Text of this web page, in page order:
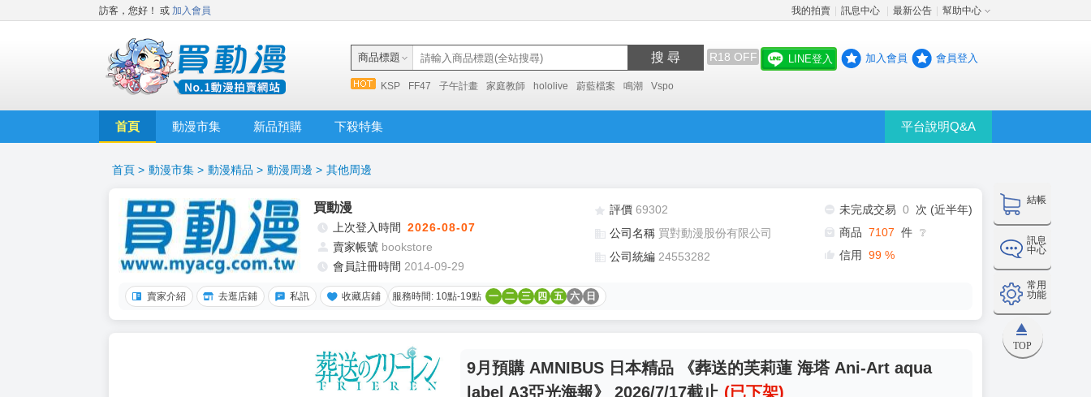
訪客，您好！ 或 加入會員 我的拍賣 訊息中心 最新公告 幫助中心
商品標題 搜 尋 R18 OFF
KSP FF47 子午計畫 家庭教師 hololive 蔚藍檔案 鳴潮 Vspo
LINE登入 加入會員 會員登入
首頁 動漫市集 新品預購 下殺特集 平台說明Q&A
結帳
訊息
中心
常用
功能
TOP
首頁 > 動漫市集 > 動漫精品 > 動漫周邊 > 其他周邊
買動漫
上次登入時間 2026-08-07
賣家帳號 bookstore
會員註冊時間 2014-09-29
評價 69302
公司名稱 買對動漫股份有限公司
公司統編 24553282
未完成交易 0
次 (近半年)
商品 7107 件 ❔
信用 99 %
賣家介紹 去逛店鋪 私訊 收藏店鋪 服務時間: 10點-19點 一 二 三 四 五 六 日
9月預購 AMNIBUS 日本精品 《葬送的芙莉蓮 海塔 Ani-Art aqua
label A3亞光海報》 2026/7/17截止 (已下架)